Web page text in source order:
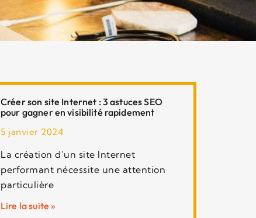
Créer son site Internet : 3 astuces SEO
pour gagner en visibilité rapidement
5 janvier 2024
La création d’un site Internet
performant nécessite une attention
particulière
Lire la suite »